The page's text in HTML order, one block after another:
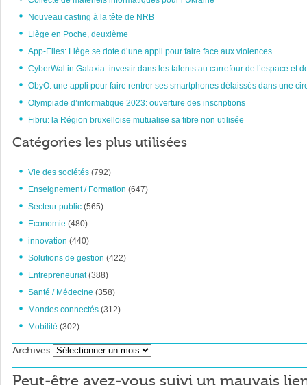
Nouveau casting à la tête de NRB
Liège en Poche, deuxième
App-Elles: Liège se dote d’une appli pour faire face aux violences
CyberWal in Galaxia: investir dans les talents au carrefour de l’espace et
ObyO: une appli pour faire rentrer ses smartphones délaissés dans une
Olympiade d’informatique 2023: ouverture des inscriptions
Fibru: la Région bruxelloise mutualise sa fibre non utilisée
Catégories les plus utilisées
Vie des sociétés (792)
Enseignement / Formation (647)
Secteur public (565)
Economie (480)
innovation (440)
Solutions de gestion (422)
Entrepreneuriat(388)
Santé / Médecine (358)
Mondes connectés (312)
Mobilité (302)
Archives Archives
Peut-être avez-vous suivi un mauvais